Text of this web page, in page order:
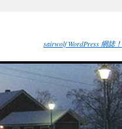
sairwolf WordPress 網誌！